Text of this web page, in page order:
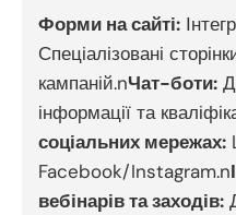
Форми на сайті:
Спеціалізовані
кампаній.nЧат-боти:
інформації та
соціальних мережах:
Facebook/Instagram.n
вебінарів та заходів: